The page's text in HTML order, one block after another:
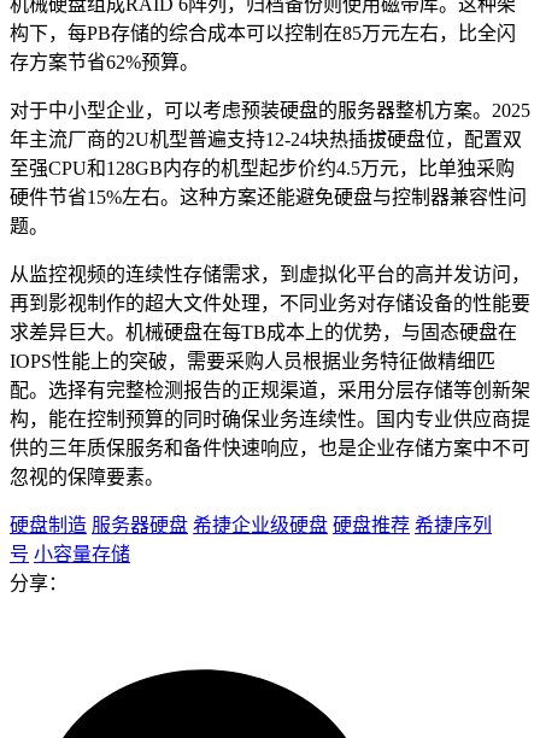
机械硬盘组成RAID 6阵列，归档备份则使用磁带库。这种架
构下，每PB存储的综合成本可以控制在85万元左右，比全闪
存方案节省62%预算。
对于中小型企业，可以考虑预装硬盘的服务器整机方案。2025
年主流厂商的2U机型普遍支持12-24块热插拔硬盘位，配置双
至强CPU和128GB内存的机型起步价约4.5万元，比单独采购
硬件节省15%左右。这种方案还能避免硬盘与控制器兼容性问
题。
从监控视频的连续性存储需求，到虚拟化平台的高并发访问，
再到影视制作的超大文件处理，不同业务对存储设备的性能要
求差异巨大。机械硬盘在每TB成本上的优势，与固态硬盘在
IOPS性能上的突破，需要采购人员根据业务特征做精细匹
配。选择有完整检测报告的正规渠道，采用分层存储等创新架
构，能在控制预算的同时确保业务连续性。国内专业供应商提
供的三年质保服务和备件快速响应，也是企业存储方案中不可
忽视的保障要素。
硬盘制造 服务器硬盘 希捷企业级硬盘 硬盘推荐 希捷序列
号 小容量存储
分享：